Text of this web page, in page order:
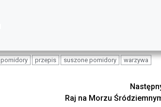
pomidory przepis suszone pomidory
warzywa
Raj na Morzu